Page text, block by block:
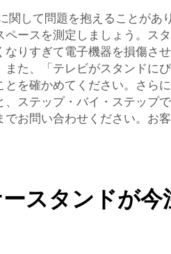
して問題を抱えることが
ースを測定しましょう。
りすぎて電子機器を損傷
た、「テレビがスタンド
を確かめてください。さ
ステップ・バイ・ステッ
お問い合わせください。お
スタンドが